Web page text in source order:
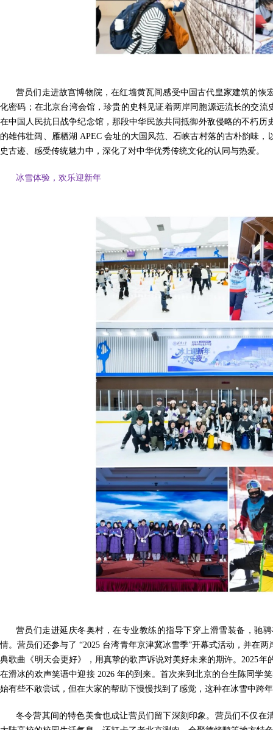
营员们走进故宫博物院，在红墙黄瓦间感受中国古代皇家建筑的恢
化密码；在北京台湾会馆，珍贵的史料见证着两岸同胞源远流长的交流
在中国人民抗日战争纪念馆，那段中华民族共同抵御外敌侵略的不朽
的雄伟壮阔、雁栖湖 APEC 会址的大国风范、石峡古村落的古朴韵味
史古迹、感受传统魅力中，深化了对中华优秀传统文化的认同与热爱。
冰雪体验，欢乐迎新年
营员们走进延庆冬奥村，在专业教练的指导下穿上滑雪装备，驰
情。营员们还参与了 “2025 台湾青年京津冀冰雪季”开幕式活动，并在
典歌曲《明天会更好》，用真挚的歌声诉说对美好未来的期许。2025
在滑冰的欢声笑语中迎接 2026 年的到来。首次来到北京的台生陈同学
始有些不敢尝试，但在大家的帮助下慢慢找到了感觉，这种在冰雪中跨
冬令营其间的特色美食也成让营员们留下深刻印象。营员们不仅在